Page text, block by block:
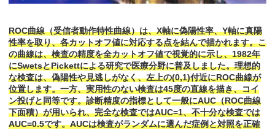
ROC曲線（受信者動作特性曲線）は、X軸に偽陽性率、Y軸に真陽
性率を取り、各カットオフ値に対応する点を結んで描かれます。こ
の曲線は、検査の精度を全カットオフ値で視覚的に示し、1982年
にSwetsとPickettによる研究で医療分野に普及しました。理想的
な検査は、偽陽性や見逃しがなく、左上の(0,1)付近にROC曲線が
位置します。一方、実用性のない検査は45度の直線を描き、コイ
ン投げと同等です。診断精度の指標として一般にAUC（ROC曲線
下面積）が用いられ、完全な検査ではAUC=1、不十分な検査では
AUC=0.5です。AUCは検査がランダムに選んだ症例と対照を正確